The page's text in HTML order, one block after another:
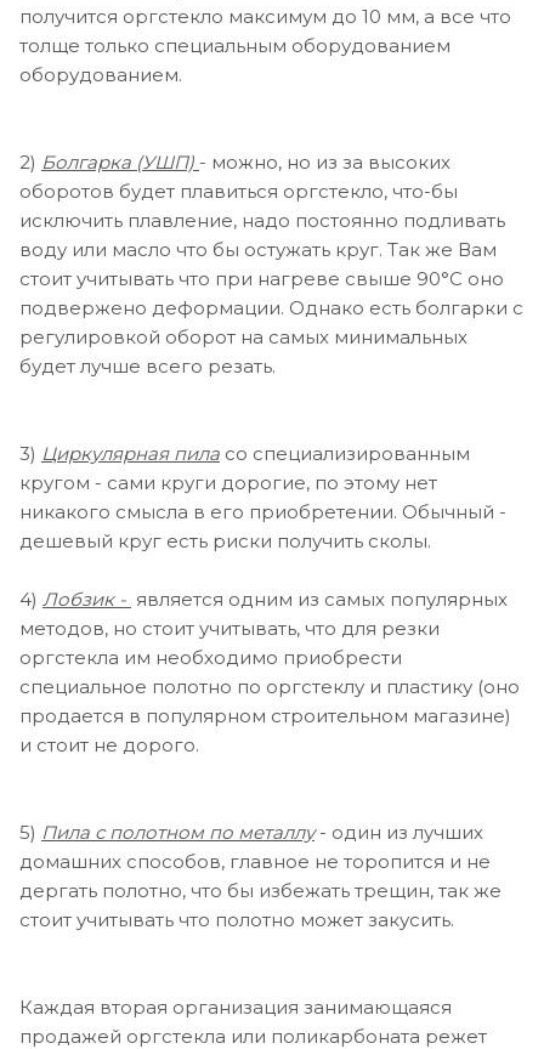
получится оргстекло максимум до 10 мм, а все что
толще только специальным оборудованием
оборудованием.
2) Болгарка (УШП) - можно, но из за высоких
оборотов будет плавиться оргстекло, что-бы
исключить плавление, надо постоянно подливать
воду или масло что бы остужать круг. Так же Вам
стоит учитывать что при нагреве свыше 90°С оно
подвержено деформации. Однако есть болгарки с
регулировкой оборот на самых минимальных
будет лучше всего резать.
3) Циркулярная пила со специализированным
кругом - сами круги дорогие, по этому нет
никакого смысла в его приобретении. Обычный -
дешевый круг есть риски получить сколы.
4) Лобзик - является одним из самых популярных
методов, но стоит учитывать, что для резки
оргстекла им необходимо приобрести
специальное полотно по оргстеклу и пластику (оно
продается в популярном строительном магазине)
и стоит не дорого.
5) Пила с полотном по металлу- один из лучших
домашних способов, главное не торопится и не
дергать полотно, что бы избежать трещин, так же
стоит учитывать что полотно может закусить.
Каждая вторая организация занимающаяся
продажей оргстекла или поликарбоната режет